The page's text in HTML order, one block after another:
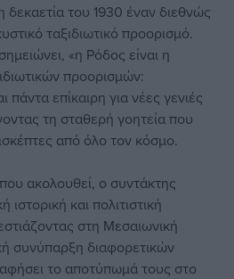
του 1930 έναν διεθνώς
ταξιδιωτικό προορισμό.
«η Ρόδος είναι η
προορισμών:
πάντα επίκαιρη για νέες γενιές
τη σταθερή γοητεία που
από όλο τον κόσμο.
ακολουθεί, ο συντάκτης
ιστορική και πολιτιστική
στη Μεσαιωνική
συνύπαρξη διαφορετικών
το αποτύπωμά τους στο